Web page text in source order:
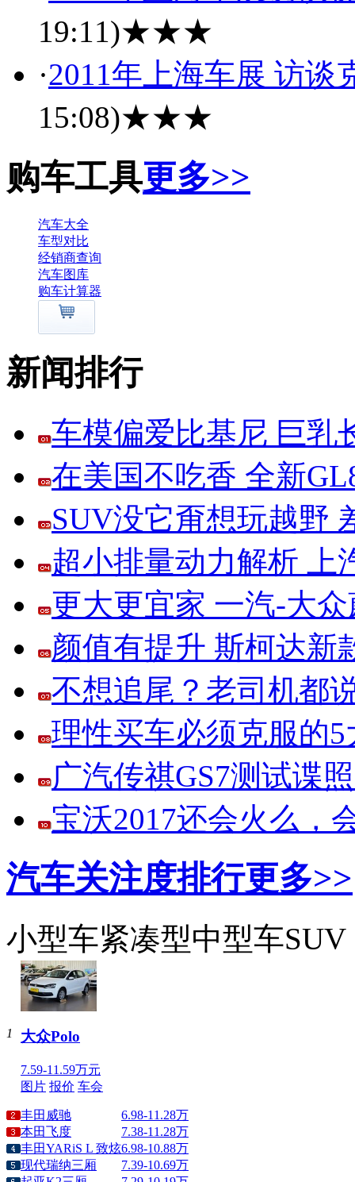
19:11)★★★
·2011年上海车展 访谈
15:08)★★★
购车工具更多>>
汽车大全
车型对比
经销商查询
汽车图库
购车计算器
新闻排行
车模偏爱比基尼 巨乳
在美国不吃香 全新
SUV没它甭想玩越野
超小排量动力解析 上
更大更宜家 一汽-大
颜值有提升 斯柯达新
不想追尾？老司机都
理性买车必须克服的5
广汽传祺GS7测试谍
宝沃2017还会火么，
汽车关注度排行更多>>
小型车紧凑型中型车SUV
1 大众Polo
7.59-11.59万元
图片 报价 车会
丰田威驰
6.98-11.28万
本田飞度
7.38-11.28万
丰田YARiS L 致炫6.98-10.88万
现代瑞纳三厢
7.39-10.69万